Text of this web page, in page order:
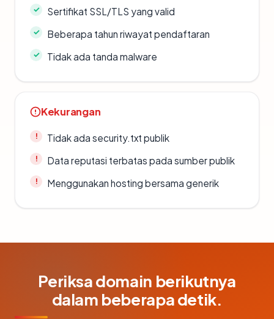
Sertifikat SSL/TLS yang valid
Beberapa tahun riwayat pendaftaran
Tidak ada tanda malware
Kekurangan
Tidak ada security.txt publik
Data reputasi terbatas pada sumber publik
Menggunakan hosting bersama generik
Periksa domain berikutnya
dalam beberapa detik.